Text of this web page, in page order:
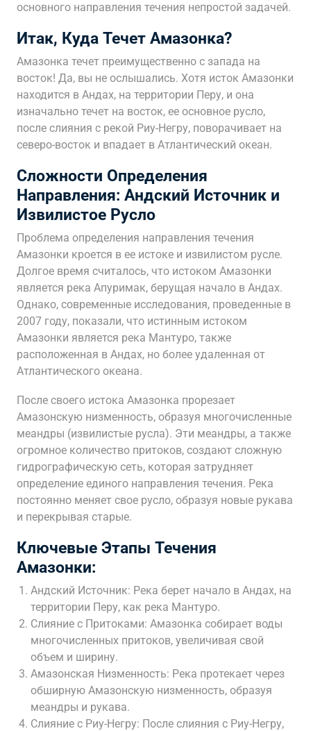
основного направления течения непростой задачей.
Итак, Куда Течет Амазонка?
Амазонка течет преимущественно с запада на
восток! Да, вы не ослышались. Хотя исток Амазонки
находится в Андах, на территории Перу, и она
изначально течет на восток, ее основное русло,
после слияния с рекой Риу-Негру, поворачивает на
северо-восток и впадает в Атлантический океан.
Сложности Определения
Направления: Андский Источник и
Извилистое Русло
Проблема определения направления течения
Амазонки кроется в ее истоке и извилистом русле.
Долгое время считалось, что истоком Амазонки
является река Апуримак, берущая начало в Андах.
Однако, современные исследования, проведенные в
2007 году, показали, что истинным истоком
Амазонки является река Мантуро, также
расположенная в Андах, но более удаленная от
Атлантического океана.
После своего истока Амазонка прорезает
Амазонскую низменность, образуя многочисленные
меандры (извилистые русла). Эти меандры, а также
огромное количество притоков, создают сложную
гидрографическую сеть, которая затрудняет
определение единого направления течения. Река
постоянно меняет свое русло, образуя новые рукава
и перекрывая старые.
Ключевые Этапы Течения
Амазонки:
Андский Источник: Река берет начало в Андах, на
территории Перу, как река Мантуро.
Слияние с Притоками: Амазонка собирает воды
многочисленных притоков, увеличивая свой
объем и ширину.
Амазонская Низменность: Река протекает через
обширную Амазонскую низменность, образуя
меандры и рукава.
Слияние с Риу-Негру: После слияния с Риу-Негру,